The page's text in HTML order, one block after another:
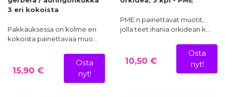
3 eri kokoista
Pakkauksessa on kolme eri
kokoista painettavaa muo…
15,90 €
Osta
nyt!
PME:n painettavat muotit,
jolla teet ihania orkidean k…
10,50 €
Osta
nyt!